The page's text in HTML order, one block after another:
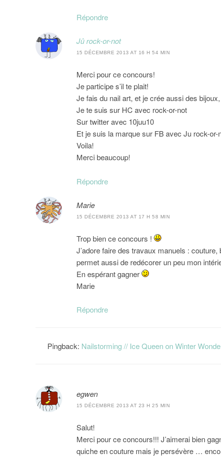
Répondre
Jû rock-or-not
15 DÉCEMBRE 2013 AT 16 H 54 MIN
Merci pour ce concours!
Je participe s’il te plait!
Je fais du nail art, et je crée aussi des
Je te suis sur HC avec rock-or-not
Sur twitter avec 10juu10
Et je suis la marque sur FB avec Ju rock-or-
Voila!
Merci beaucoup!
Répondre
Marie
15 DÉCEMBRE 2013 AT 17 H 58 MIN
Trop bien ce concours !
J’adore faire des travaux manuels :
permet aussi de redécorer un peu mon
En espérant gagner
Marie
Répondre
Pingback: Nailstorming // Ice Queen on Winter
egwen
15 DÉCEMBRE 2013 AT 23 H 25 MIN
Salut!
Merci pour ce concours!!! J’aimerai bien
quiche en couture mais je persévère …